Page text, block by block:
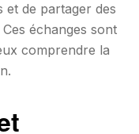
de partager des
échanges sont
comprendre la